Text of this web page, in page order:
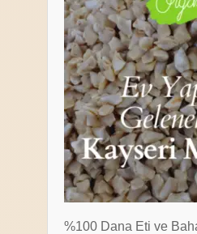
%100 Dana Eti ve